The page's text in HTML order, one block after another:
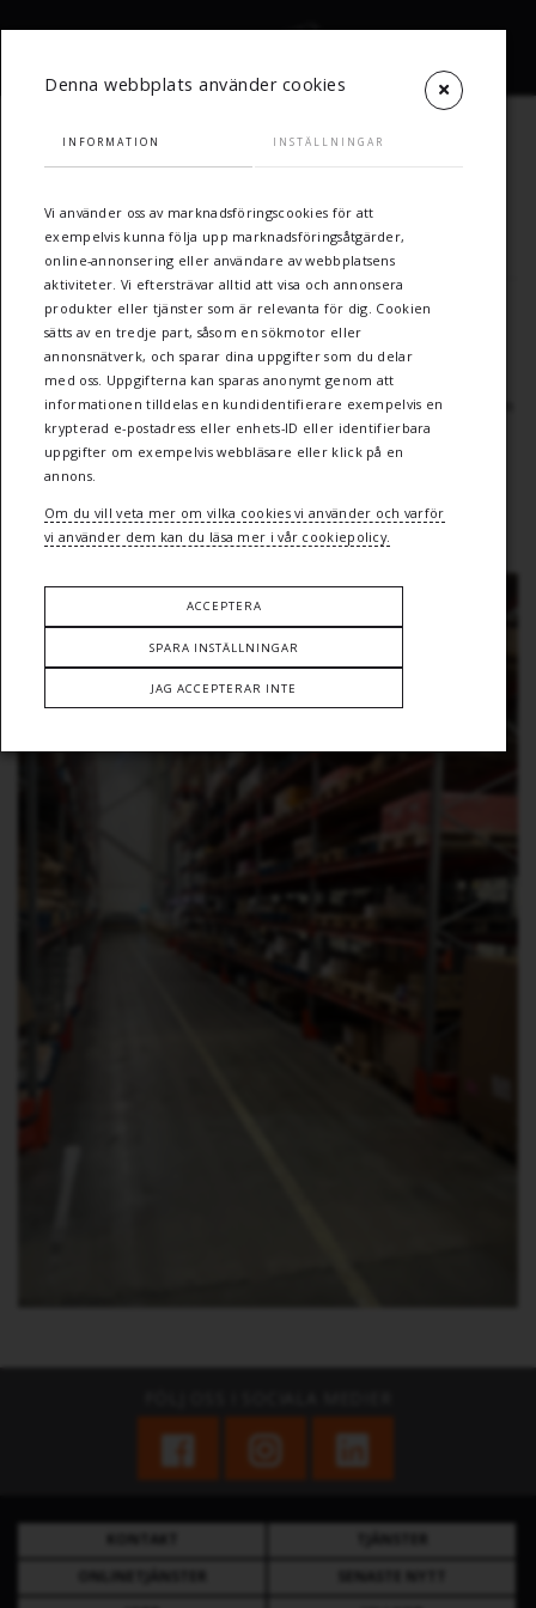
LAGER- &
TERMINALTJÄNSTER
Vi erbjuder kompletta och kostnadseffektiva
lagerlösningar
På flera orter har vi lager-, terminal- och omlastningstjänster som
kan anpassas efter era behov.
Vi erbjuder bland annat crossdock, säkerhetslager, pack och
För mer information vänligen kontakta respektive
Denna webbplats använder cookies
INFORMATION INSTÄLLNINGAR
Vi använder oss av marknadsföringscookies för att
exempelvis kunna följa upp marknadsföringsåtgärder,
online-annonsering eller användare av webbplatsens
aktiviteter. Vi eftersträvar alltid att visa och annonsera
produkter eller tjänster som är relevanta för dig. Cookien
sätts av en tredje part, såsom en sökmotor eller
annonsnätverk, och sparar dina uppgifter som du delar
med oss. Uppgifterna kan sparas anonymt genom att
informationen tilldelas en kundidentifierare exempelvis en
krypterad e-postadress eller enhets-ID eller identifierbara
uppgifter om exempelvis webbläsare eller klick på en
annons.
Om du vill veta mer om vilka cookies vi använder och varför
vi använder dem kan du läsa mer i vår cookiepolicy.
JAG ACCEPTERAR INTE
SPARA INSTÄLLNINGAR
ACCEPTERA